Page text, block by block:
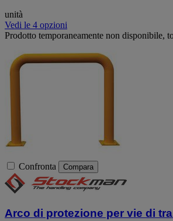
unità
Vedi le 4 opzioni
Prodotto temporaneamente non disponibile,
Confronta Compara
Arco di protezione per vie di